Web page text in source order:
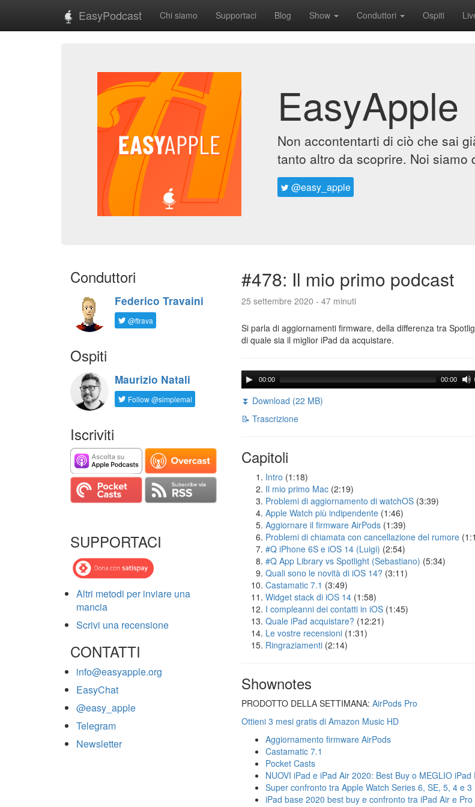
EasyPodcast Chi siamo Supportaci Blog Show Conduttori Ospiti
EasyApple
Non accontentarti di ciò che sai
tanto altro da scoprire. Noi siamo
@easy_apple
Conduttori
Federico Travaini
@ftrava
Ospiti
Maurizio Natali
Follow @simplemal
Iscriviti
SUPPORTACI
Altri metodi per inviare una
mancia
Scrivi una recensione
CONTATTI
info@easyapple.org
EasyChat
@easy_apple
Telegram
Newsletter
#478: Il mio primo podcast
25 settembre 2020 - 47 minuti
Si parla di aggiornamenti firmware, della differenza tra
di quale sia il miglior iPad da acquistare.
00:00 00:00
⏬ Download (22 MB)
📝 Trascrizione
Capitoli
Intro (1:18)
Il mio primo Mac (2:19)
Problemi di aggiornamento di watchOS (3:39)
Apple Watch più indipendente (1:46)
Aggiornare il firmware AirPods (1:39)
Problemi di chiamata con cancellazione del rumore
#Q iPhone 6S e iOS 14 (Luigi) (2:54)
#Q App Library vs Spotlight (Sebastiano) (5:34)
Quali sono le novità di iOS 14? (3:11)
Castamatic 7.1 (3:49)
Widget stack di iOS 14 (1:58)
I compleanni dei contatti in iOS (1:45)
Quale iPad acquistare? (12:21)
Le vostre recensioni (1:31)
Ringraziamenti (2:14)
Shownotes
PRODOTTO DELLA SETTIMANA: AirPods Pro
Ottieni 3 mesi gratis di Amazon Music HD
Aggiornamento firmware AirPods
Castamatic 7.1
Pocket Casts
NUOVI iPad e iPad Air 2020: Best Buy o MEGLIO iPad
Super confronto tra Apple Watch Series 6, SE, 5, 4 e 3
iPad base 2020 best buy e confronto tra iPad Air e Pro